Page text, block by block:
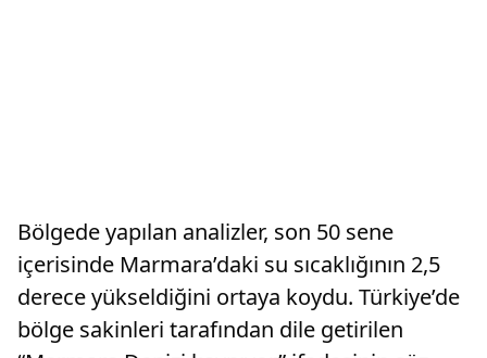
Bölgede yapılan analizler, son 50 sene
içerisinde Marmara’daki su sıcaklığının 2,5
derece yükseldiğini ortaya koydu. Türkiye’de
bölge sakinleri tarafından dile getirilen